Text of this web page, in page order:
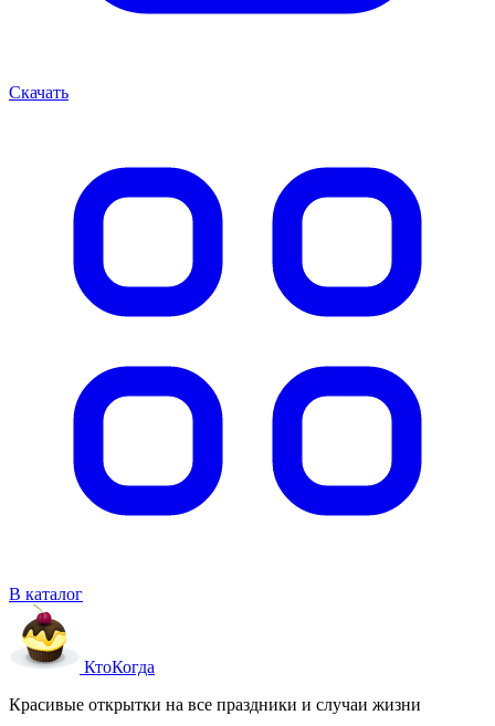
Скачать
В каталог
КтоКогда
Красивые открытки на все праздники и случаи жизни